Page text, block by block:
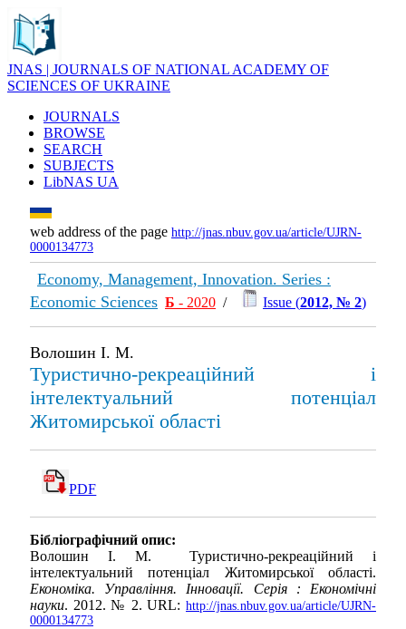
JNAS | JOURNALS OF NATIONAL ACADEMY OF
SCIENCES OF UKRAINE
JOURNALS
BROWSE
SEARCH
SUBJECTS
LibNAS UA
web address of the page http://jnas.nbuv.gov.ua/article/UJRN-
0000134773
Economy, Management, Innovation. Series :
Economic Sciences Б - 2020 / Issue (2012, № 2)
Волошин І. М.
Туристично-рекреаційний і
інтелектуальний потенціал
Житомирської області
PDF
Бібліографічний опис:
Волошин І. М. Туристично-рекреаційний і
інтелектуальний потенціал Житомирської області.
Економіка. Управління. Інновації. Серія : Економічні
науки. 2012. № 2. URL: http://jnas.nbuv.gov.ua/article/UJRN-
0000134773